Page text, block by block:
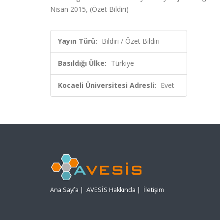
Nisan 2015, (Özet Bildiri)
Yayın Türü: Bildiri / Özet Bildiri
Basıldığı Ülke: Türkiye
Kocaeli Üniversitesi Adresli: Evet
Ana Sayfa | AVESİS Hakkında | İletişim